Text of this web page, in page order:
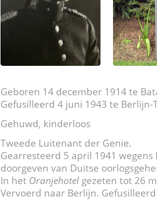
Geboren 14 december 1914 te
Gefusilleerd 4 juni 1943 te Berlijn-
Gehuwd, kinderloos
Tweede Luitenant der Genie.
Gearresteerd 5 april 1941
doorgeven van Duitse
In het Oranjehotel gezeten tot 26
Vervoerd naar Berlijn.